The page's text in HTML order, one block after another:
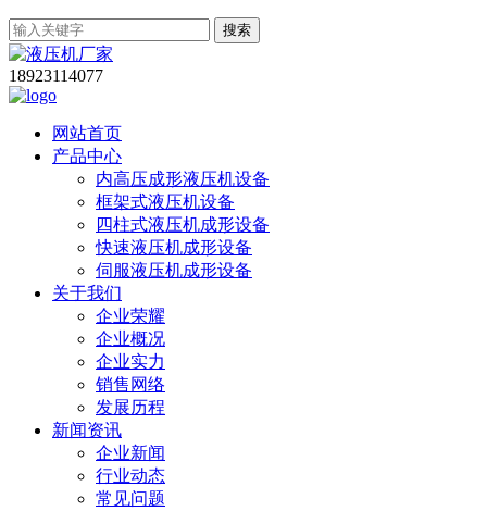
搜索
18923114077
网站首页
产品中心
内高压成形液压机设备
框架式液压机设备
四柱式液压机成形设备
快速液压机成形设备
伺服液压机成形设备
关于我们
企业荣耀
企业概况
企业实力
销售网络
发展历程
新闻资讯
企业新闻
行业动态
常见问题